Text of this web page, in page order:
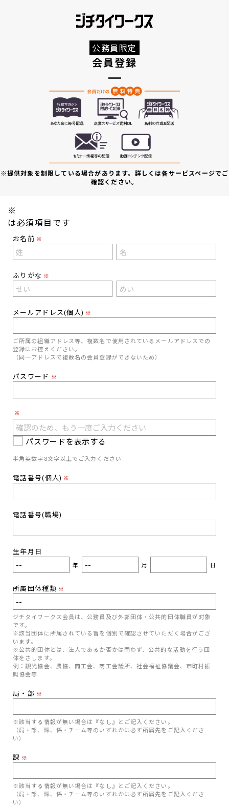
公務員限定
会員登録
※提供対象を制限している場合があります。詳しくは各サービスページでご
確認ください。
※
は必須項目です
お名前 ※
ふりがな ※
メールアドレス(個人) ※
ご所属の組織アドレス等、複数名で使用されているメールアドレスでの
登録はお控えください。
（同一アドレスで複数名の会員登録ができないため）
パスワード ※
※
パスワードを表示する
半角英数字8文字以上でご入力ください
電話番号(個人) ※
電話番号(職場)
生年月日
年 月 日
所属団体種類 ※
ジチタイワークス会員は、公務員及び外郭団体・公共的団体職員が対象
です。
※該当団体に所属されている旨を個別で確認させていただく場合がござ
います。
※公共的団体とは、法人であるか否かは問わず、公共的な活動を行う団
体をさします。
例：観光協会、農協、商工会、商工会議所、社会福祉協議会、市町村振
興協会等
局・部 ※
※該当する情報が無い場合は『なし』とご記入ください。
（局・部、課、係・チーム等のいずれかは必ず所属先をご記入くださ
い）
課 ※
※該当する情報が無い場合は『なし』とご記入ください。
（局・部、課、係・チーム等のいずれかは必ず所属先をご記入くださ
い）